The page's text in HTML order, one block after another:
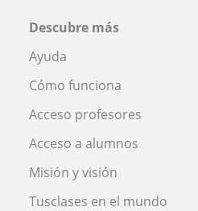
Descubre más
Ayuda
Cómo funciona
Acceso profesores
Acceso a alumnos
Misión y visión
Tusclases en el mundo